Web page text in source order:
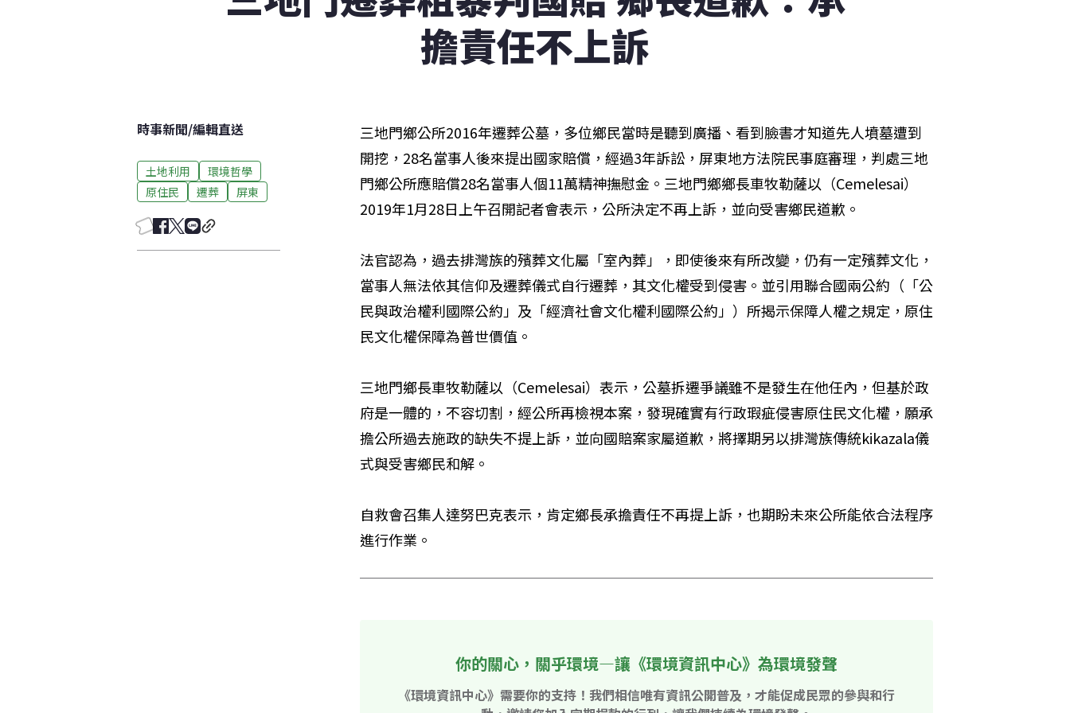
擔責任不上訴
時事新聞/編輯直送
土地利用
環境哲學
原住民
遷葬 屏東
三地門鄉公所2016年遷葬公墓，多位鄉民當時是聽到廣播、看到臉書才知道先人墳墓遭到
開挖，28名當事人後來提出國家賠償，經過3年訴訟，屏東地方法院民事庭審理，判處三地
門鄉公所應賠償28名當事人個11萬精神撫慰金。三地門鄉鄉長車牧勒薩以（Cemelesai）
2019年1月28日上午召開記者會表示，公所決定不再上訴，並向受害鄉民道歉。
法官認為，過去排灣族的殯葬文化屬「室內葬」，即使後來有所改變，仍有一定殯葬文化，
當事人無法依其信仰及遷葬儀式自行遷葬，其文化權受到侵害。並引用聯合國兩公約（「公
民與政治權利國際公約」及「經濟社會文化權利國際公約」）所揭示保障人權之規定，原住
民文化權保障為普世價值。
三地門鄉長車牧勒薩以（Cemelesai）表示，公墓拆遷爭議雖不是發生在他任內，但基於政
府是一體的，不容切割，經公所再檢視本案，發現確實有行政瑕疵侵害原住民文化權，願承
擔公所過去施政的缺失不提上訴，並向國賠案家屬道歉，將擇期另以排灣族傳統kikazala儀
式與受害鄉民和解。
自救會召集人達努巴克表示，肯定鄉長承擔責任不再提上訴，也期盼未來公所能依合法程序
進行作業。
你的關心，關乎環境—讓《環境資訊中心》為環境發聲
《環境資訊中心》需要你的支持！我們相信唯有資訊公開普及，才能促成民眾的參與和行